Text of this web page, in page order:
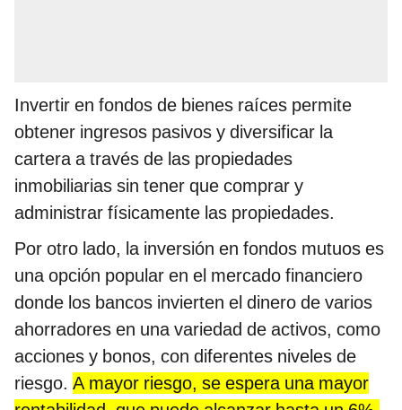
Invertir en fondos de bienes raíces permite
obtener ingresos pasivos y diversificar la
cartera a través de las propiedades
inmobiliarias sin tener que comprar y
administrar físicamente las propiedades.
Por otro lado, la inversión en fondos mutuos es
una opción popular en el mercado financiero
donde los bancos invierten el dinero de varios
ahorradores en una variedad de activos, como
acciones y bonos, con diferentes niveles de
riesgo. A mayor riesgo, se espera una mayor